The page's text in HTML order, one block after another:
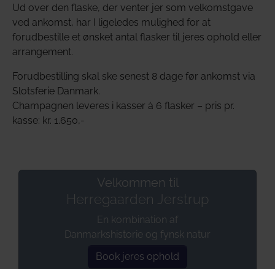
Ud over den flaske, der venter jer som velkomstgave
ved ankomst, har I ligeledes mulighed for at
forudbestille et ønsket antal flasker til jeres ophold eller
arrangement.
Forudbestilling skal ske senest 8 dage før ankomst via
Slotsferie Danmark.
Champagnen leveres i kasser à 6 flasker – pris pr.
kasse: kr. 1.650,-
Velkommen til
Herregaarden Jerstrup
En kombination af
Danmarkshistorie og fynsk natur
Book jeres ophold